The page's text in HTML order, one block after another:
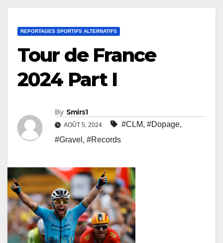
REPORTAGES SPORTIFS ALTERNATIFS
Tour de France
2024 Part I
By Smirs1
AOÛT 5, 2024 #CLM, #Dopage,
#Gravel , #Records